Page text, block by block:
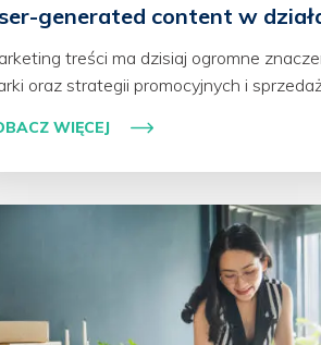
generated content w
treści ma dzisiaj ogromne
oraz strategii promocyjnych i
WIĘCEJ